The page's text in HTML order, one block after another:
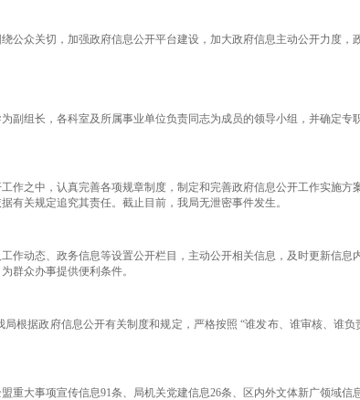
众关切，加强政府信息公开平台建设，加大政府信息主动公开力度，
组长，各科室及所属事业单位负责同志为成员的领导小组，并确定专
中，认真完善各项规章制度，制定和完善政府信息公开工作实施方
有关规定追究其责任。截止目前，我局无泄密事件发生。
态、政务信息等设置公开栏目，主动公开相关信息，及时更新信息
群众办事提供便利条件。
据政府信息公开有关制度和规定，严格按照 “谁发布、谁审核、谁
大事项宣传信息91条、局机关党建信息26条、区内外文体新广领域信息